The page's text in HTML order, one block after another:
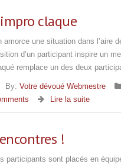
claque
amorce une situation dans l’aire
d’un participant inspire un
remplace un des deux
By: Votre dévoué Webmestre
Lire la suite
!
participants sont placés en